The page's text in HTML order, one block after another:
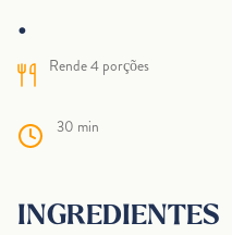
.
Rende 4 porções
30 min
INGREDIENTES